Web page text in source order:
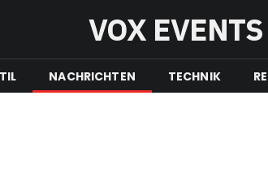
VOX EVENTS
NACHRICHTEN TECHNIK